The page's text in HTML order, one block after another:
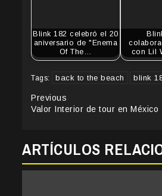
Blink 182 celebró el 20
aniversario de "Enema
Of The…
con Lil
Tags: back to the beach blink
Continue
Previous
Valor Interior de tour en México
ARTÍCULOS